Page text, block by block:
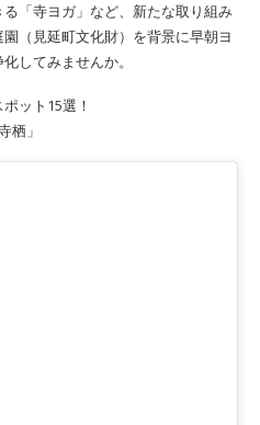
「寺ヨガ」など、新たな取り組み
（見延町文化財）を背景に早朝ヨ
してみませんか。
ット15選！
栖」